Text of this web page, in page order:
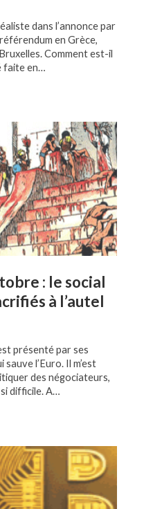
dans l’annonce par
en Grèce,
Comment est-il
faite en…
: le social
à l’autel
présenté par ses
l’Euro. Il m’est
des négociateurs,
difficile. A…